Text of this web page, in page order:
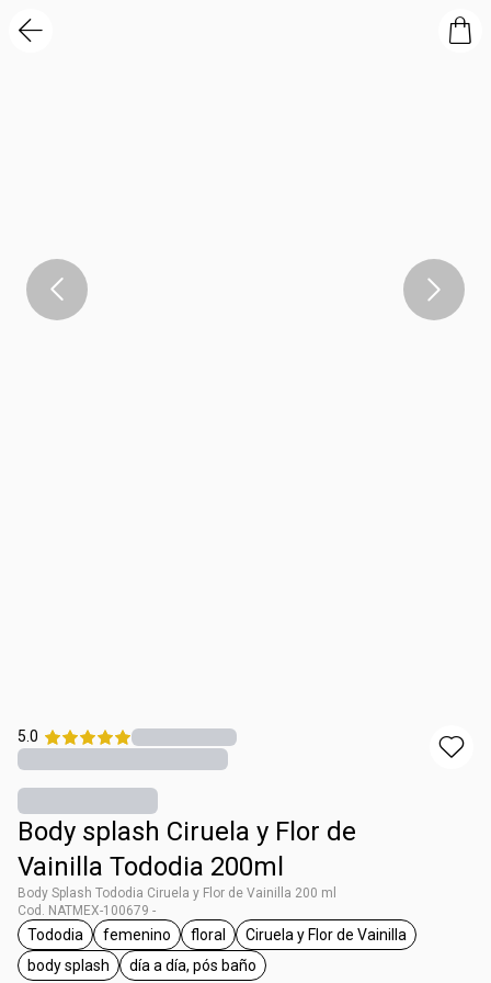
5.0
Body splash Ciruela y Flor de
Vainilla Tododia 200ml
Body Splash Tododia Ciruela y Flor de Vainilla 200 ml
Cod. NATMEX-100679 -
etiqueta Tododia
Tododia
etiqueta femenino
femenino
etiqueta floral
floral
etiqueta Ciruela y Flor
Ciruela y Flor de Vainilla
etiqueta body splash
body splash
etiqueta día a día, pós baño
día a día, pós baño